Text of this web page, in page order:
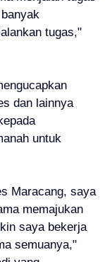
tugas,"
dan lainnya
untuk
Maracang, saya
memajukan
saya bekerja
semuanya,"